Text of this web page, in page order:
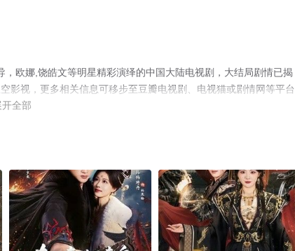
欧娜,饶皓文等明星精彩演绎的中国大陆电视剧，大结局剧情已揭
影视，更多相关信息可移步至豆瓣电视剧、电视猫或剧情网等平台
开全部